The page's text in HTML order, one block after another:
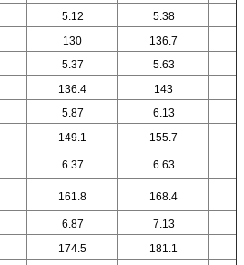
5.12 5.38
130 136.7
5.37 5.63
136.4 143
5.87 6.13
149.1 155.7
6.37 6.63
161.8 168.4
6.87 7.13
174.5 181.1